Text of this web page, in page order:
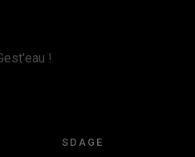
!
SDAGE